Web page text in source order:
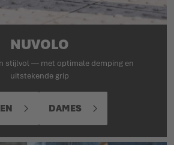
NUVOLO
stijlvol — met optimale demping en
uitstekende grip
DAMES